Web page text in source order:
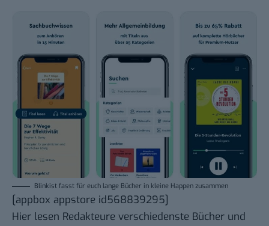
Blinkist fasst für euch lange Bücher in kleine Happen zusammen
[appbox appstore id568839295]
Hier lesen Redakteure verschiedenste Bücher und